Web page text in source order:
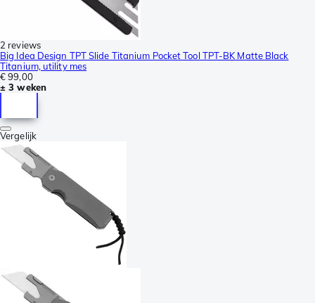
2 reviews
Big Idea Design TPT Slide Titanium Pocket Tool TPT-BK Matte Black
Titanium, utility mes
€ 99,00
± 3 weken
Vergelijk